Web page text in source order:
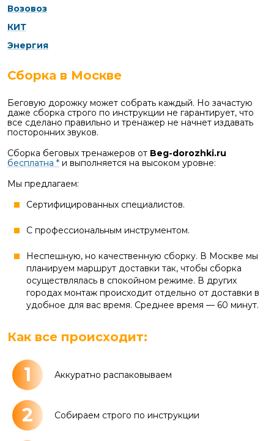
Возовоз
КИТ
Энергия
Сборка в Москве
Беговую дорожку может собрать каждый. Но зачастую
даже сборка строго по инструкции не гарантирует, что
все сделано правильно и тренажер не начнет издавать
посторонних звуков.
Сборка беговых тренажеров от Beg-dorozhki.ru
бесплатна * и выполняется на высоком уровне:
Мы предлагаем:
Сертифицированных специалистов.
С профессиональным инструментом.
Неспешную, но качественную сборку. В Москве мы
планируем маршрут доставки так, чтобы сборка
осуществлялась в спокойном режиме. В других
городах монтаж происходит отдельно от доставки в
удобное для вас время. Среднее время — 60 минут.
Как все происходит:
1 Аккуратно распаковываем
2 Собираем строго по инструкции